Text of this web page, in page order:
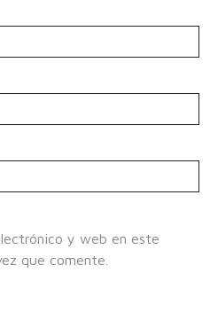
y web en este
que comente.